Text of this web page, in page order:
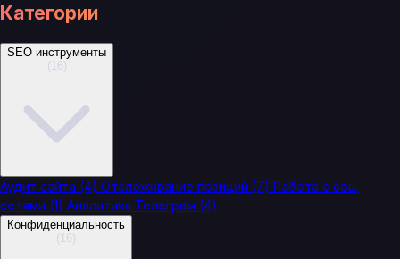
Категории
SEO инструменты
(16)
Аудит сайта (4) Отслеживание позиций (7) Работа с соц.
сетями (1) Аналитика Телеграм (4)
Конфиденциальность
(16)